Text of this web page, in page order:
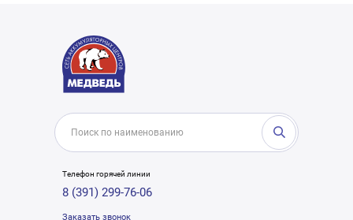
Телефон горячей линии
8 (391) 299-76-06
Заказать звонок